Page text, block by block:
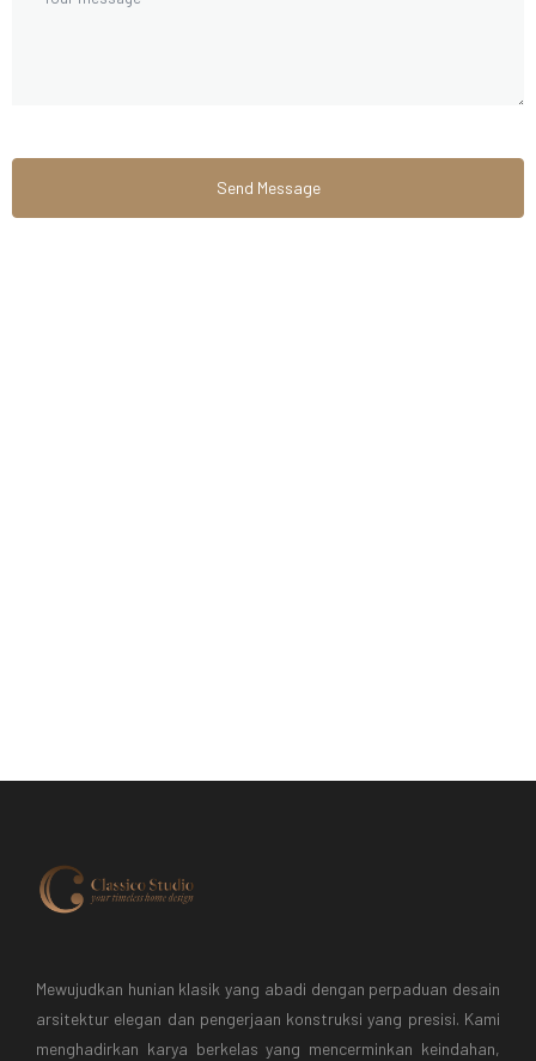
Mewujudkan hunian klasik yang abadi dengan perpaduan desain
arsitektur elegan dan pengerjaan konstruksi yang presisi. Kami
menghadirkan karya berkelas yang mencerminkan keindahan,